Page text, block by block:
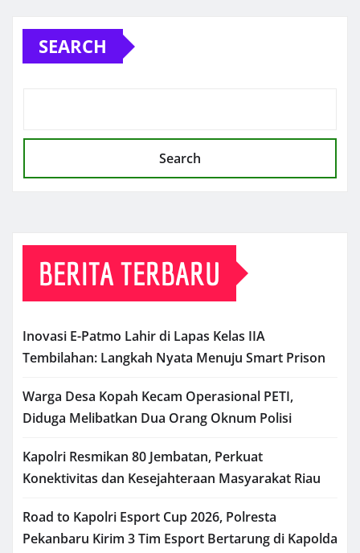
pagination
SEARCH
Search
BERITA TERBARU
Inovasi E-Patmo Lahir di Lapas Kelas IIA
Tembilahan: Langkah Nyata Menuju Smart Prison
Warga Desa Kopah Kecam Operasional PETI,
Diduga Melibatkan Dua Orang Oknum Polisi
Kapolri Resmikan 80 Jembatan, Perkuat
Konektivitas dan Kesejahteraan Masyarakat Riau
Road to Kapolri Esport Cup 2026, Polresta
Pekanbaru Kirim 3 Tim Esport Bertarung di Kapolda